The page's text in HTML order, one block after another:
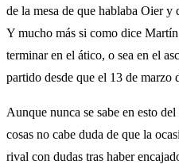
de la mesa de que hablaba Oier y
Y mucho más si como dice
terminar en el ático, o sea en el
partido desde que el 13 de marzo
Aunque nunca se sabe en esto
cosas no cabe duda de que la
rival con dudas tras haber